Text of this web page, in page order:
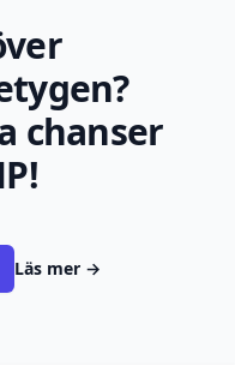
chanser
Läs mer →